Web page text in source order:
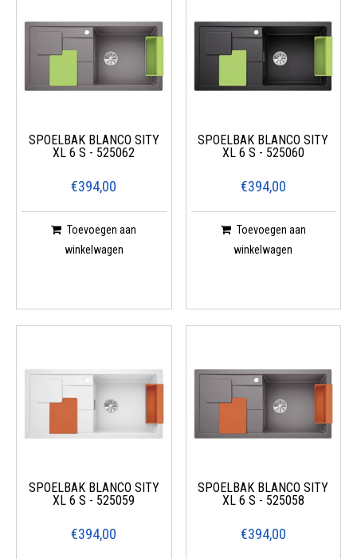
SPOELBAK BLANCO SITY
XL 6 S - 525062
€394,00
Toevoegen aan
winkelwagen
SPOELBAK BLANCO SITY
XL 6 S - 525060
€394,00
Toevoegen aan
winkelwagen
SPOELBAK BLANCO SITY
XL 6 S - 525059
€394,00
SPOELBAK BLANCO SITY
XL 6 S - 525058
€394,00